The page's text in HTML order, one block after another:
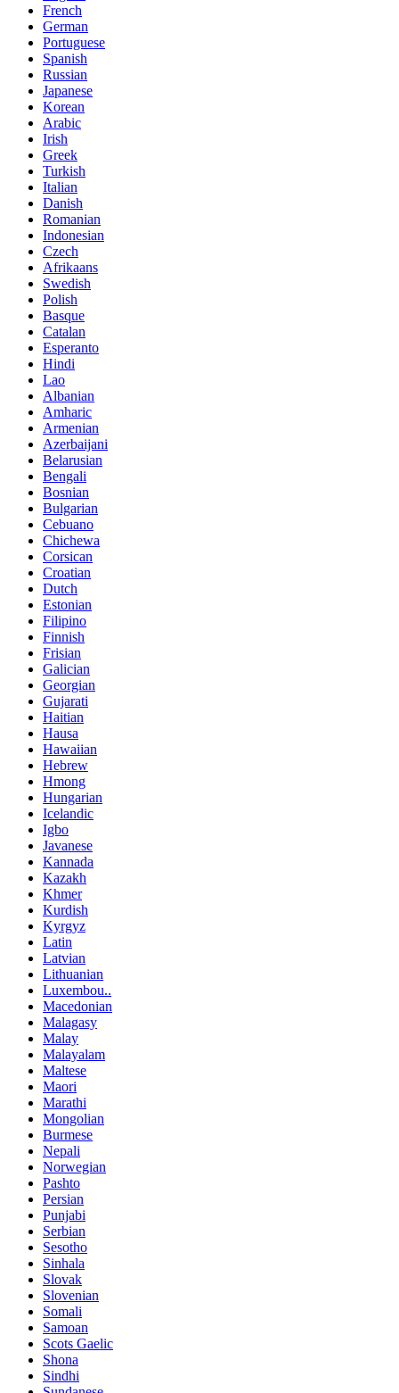
French
German
Portuguese
Spanish
Russian
Japanese
Korean
Arabic
Irish
Greek
Turkish
Italian
Danish
Romanian
Indonesian
Czech
Afrikaans
Swedish
Polish
Basque
Catalan
Esperanto
Hindi
Lao
Albanian
Amharic
Armenian
Azerbaijani
Belarusian
Bengali
Bosnian
Bulgarian
Cebuano
Chichewa
Corsican
Croatian
Dutch
Estonian
Filipino
Finnish
Frisian
Galician
Georgian
Gujarati
Haitian
Hausa
Hawaiian
Hebrew
Hmong
Hungarian
Icelandic
Igbo
Javanese
Kannada
Kazakh
Khmer
Kurdish
Kyrgyz
Latin
Latvian
Lithuanian
Luxembou..
Macedonian
Malagasy
Malay
Malayalam
Maltese
Maori
Marathi
Mongolian
Burmese
Nepali
Norwegian
Pashto
Persian
Punjabi
Serbian
Sesotho
Sinhala
Slovak
Slovenian
Somali
Samoan
Scots Gaelic
Shona
Sindhi